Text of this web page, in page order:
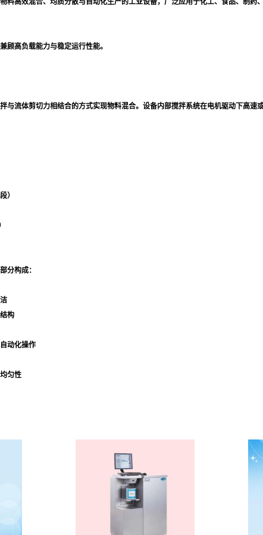
顾高负载能力与稳定运行性能。
与流体剪切力相结合的方式实现物料混合。设备内部搅拌系统在电机驱动下高速
）
分构成：
构
动化操作
匀性